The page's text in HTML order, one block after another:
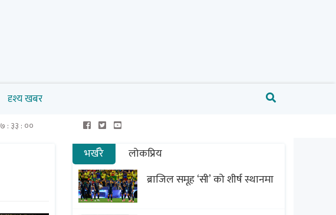
दृश्य खबर
७ : ३३ : ००
भर्खरै
लोकप्रिय
ब्राजिल समूह ‘सी’ को शीर्ष स्थानमा